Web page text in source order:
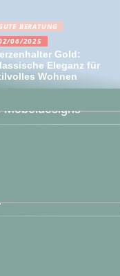
BERATUNG
06/2025
Gold:
Eleganz für
Wohnen
die
Möbeldesigns